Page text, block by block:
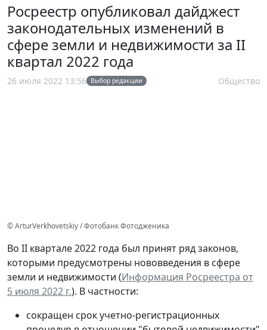
Росреестр опубликовал дайджест
законодательных изменений в
сфере земли и недвижимости за II
квартал 2022 года
26 июля 2022 13:56 Выбор редакции Общество
© ArturVerkhovetskiy / Фотобанк Фотодженика
Во II квартале 2022 года был принят ряд законов,
которыми предусмотрены нововведения в сфере
земли и недвижимости (Информация Росреестра от
5 июля 2022 г.). В частности:
сокращен срок учетно-регистрационных